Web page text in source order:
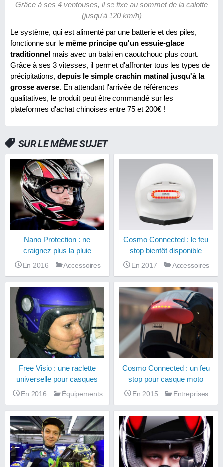
Grâce à ses 4 ventouses, il se fixe au sommet de la calotte
(jusqu'à 120 km/h)
Le système, qui est alimenté par une batterie et des piles,
fonctionne sur le même principe qu'un essuie-glace
traditionnel mais avec un balai en caoutchouc plus court.
Grâce à ses 3 vitesses, il permet d'affronter tous les types de
précipitations, depuis le simple crachin matinal jusqu'à la
grosse averse. En attendant l'arrivée de références
qualitatives, le produit peut être commandé sur les
plateformes d'achat chinoises entre 75 et 200€ !
SUR LE MÊME SUJET
Nano Protection : ne
craignez plus la pluie
En 2016 Accessoires
Cosmo Connected : le feu
stop bientôt disponible
En 2017 Accessoires
Free Visio : une raclette
universelle pour casques
En 2016 Équipements
Cosmo Connected : un feu
stop pour casque moto
En 2015 Entreprises